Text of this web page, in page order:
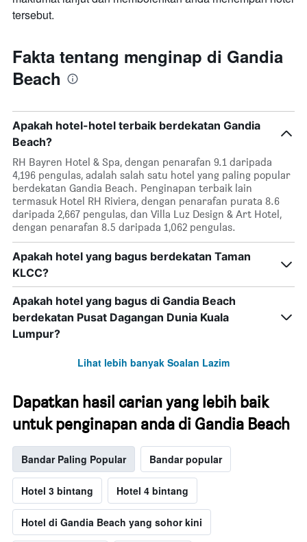
tersebut.
Fakta tentang menginap di Gandia
Beach
Apakah hotel-hotel terbaik berdekatan Gandia
Beach?
RH Bayren Hotel & Spa, dengan penarafan 9.1 daripada
4,196 pengulas, adalah salah satu hotel yang paling popular
berdekatan Gandia Beach. Penginapan terbaik lain
termasuk Hotel RH Riviera, dengan penarafan purata 8.6
daripada 2,667 pengulas, dan Villa Luz Design & Art Hotel,
dengan penarafan 8.5 daripada 1,062 pengulas.
Apakah hotel yang bagus berdekatan Taman
KLCC?
Apakah hotel yang bagus di Gandia Beach
berdekatan Pusat Dagangan Dunia Kuala
Lumpur?
Lihat lebih banyak Soalan Lazim
Dapatkan hasil carian yang lebih baik
untuk penginapan anda di Gandia Beach
Bandar Paling Popular Bandar popular
Hotel 3 bintang Hotel 4 bintang
Hotel di Gandia Beach yang sohor kini